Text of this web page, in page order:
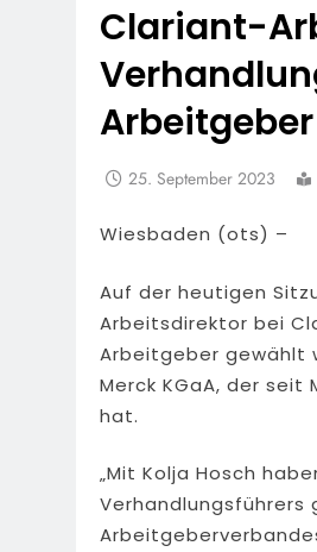
Clariant-
25. September 2023
Wiesbaden (ots) –
Auf der heutigen
Arbeitsdirektor bei
Arbeitgeber gewählt
Merck KGaA, der
hat.
„Mit Kolja Hosch
Verhandlungsführers